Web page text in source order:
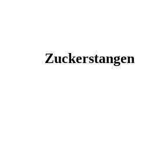
Zuckerstangen